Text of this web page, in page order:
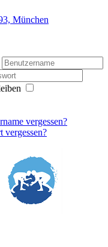
München
vergessen?
vergessen?